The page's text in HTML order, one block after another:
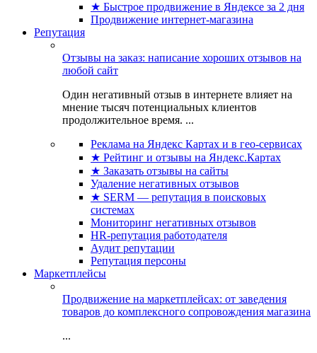
★ Быстрое продвижение в Яндексе за 2 дня
Продвижение интернет-магазина
Репутация
Отзывы на заказ: написание хороших отзывов на
любой сайт
Один негативный отзыв в интернете влияет на
мнение тысяч потенциальных клиентов
продолжительное время. ...
Реклама на Яндекс Картах и в гео-сервисах
★ Рейтинг и отзывы на Яндекс.Картах
★ Заказать отзывы на сайты
Удаление негативных отзывов
★ SERM — репутация в поисковых
системах
Мониторинг негативных отзывов
HR-репутация работодателя
Аудит репутации
Репутация персоны
Маркетплейсы
Продвижение на маркетплейсах: от заведения
товаров до комплексного сопровождения магазина
...